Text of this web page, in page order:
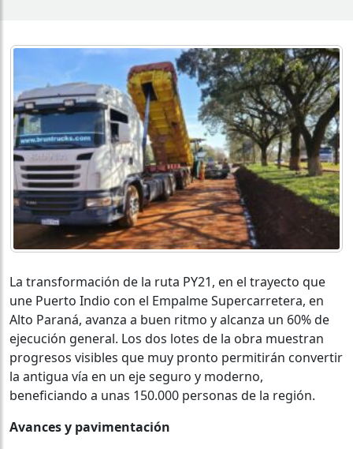
La transformación de la ruta PY21, en el trayecto que
une Puerto Indio con el Empalme Supercarretera, en
Alto Paraná, avanza a buen ritmo y alcanza un 60% de
ejecución general. Los dos lotes de la obra muestran
progresos visibles que muy pronto permitirán convertir
la antigua vía en un eje seguro y moderno,
beneficiando a unas 150.000 personas de la región.
Avances y pavimentación